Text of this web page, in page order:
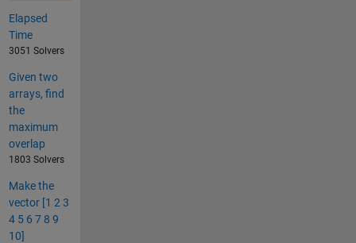
Elapsed
Time
3051 Solvers
Given two
arrays, find
the
maximum
overlap
1803 Solvers
Make the
vector [1 2 3
4 5 6 7 8 9
10]